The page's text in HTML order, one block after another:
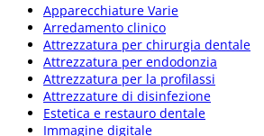
Apparecchiature Varie
Arredamento clinico
Attrezzatura per chirurgia dentale
Attrezzatura per endodonzia
Attrezzatura per la profilassi
Attrezzature di disinfezione
Estetica e restauro dentale
Immagine digitale